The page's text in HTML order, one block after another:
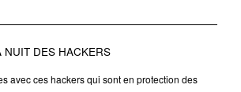
DES HACKERS
avec ces hackers qui sont en protection des